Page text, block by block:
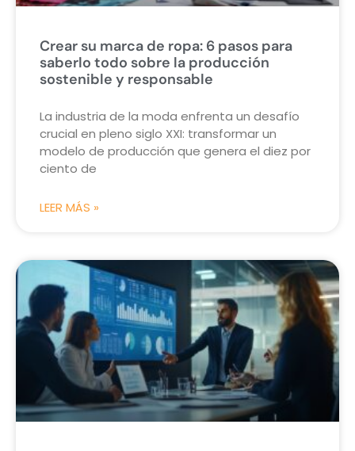
Crear su marca de ropa: 6 pasos para
saberlo todo sobre la producción
sostenible y responsable
La industria de la moda enfrenta un desafío
crucial en pleno siglo XXI: transformar un
modelo de producción que genera el diez por
ciento de
LEER MÁS »